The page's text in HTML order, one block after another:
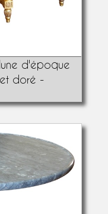
d'époque
doré -